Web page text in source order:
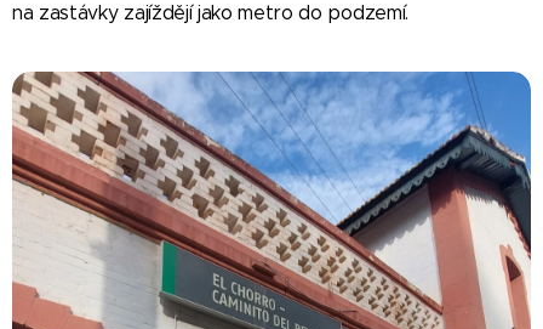
na zastávky zajíždějí jako metro do podzemí.